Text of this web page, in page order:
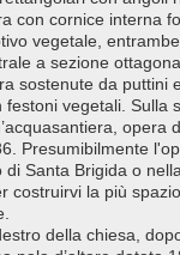
con cornice interna
vegetale,
a sezione
sostenute da puttini
vegetali. Sulla
opera
Presumibilmente
Santa Brigida o
costruirvi la più
della chiesa,